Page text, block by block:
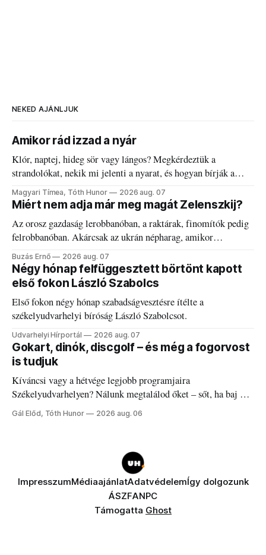
NEKED AJÁNLJUK
Amikor rád izzad a nyár
Klór, naptej, hideg sör vagy lángos? Megkérdeztük a
strandolókat, nekik mi jelenti a nyarat, és hogyan bírják a
kánikulát.
Magyari Tímea, Tóth Hunor 2026 aug. 07
Miért nem adja már meg magát Zelenszkij?
Az orosz gazdaság lerobbanóban, a raktárak, finomítók pedig
felrobbanóban. Akárcsak az ukrán népharag, amikor
elégedetlen vezetőivel.
Buzás Ernő 2026 aug. 07
Négy hónap felfüggesztett börtönt kapott
első fokon László Szabolcs
Első fokon négy hónap szabadságvesztésre ítélte a
székelyudvarhelyi bíróság László Szabolcsot.
Udvarhelyi Hírportál 2026 aug. 07
Gokart, dinók, discgolf – és még a fogorvost
is tudjuk
Kíváncsi vagy a hétvége legjobb programjaira
Székelyudvarhelyen? Nálunk megtalálod őket – sőt, ha baj van
a fogaddal, a fogorvosi ügyeletet is!
Gál Előd, Tóth Hunor 2026 aug. 06
ImpresszumMédiaajánlatAdatvédelemÍgy dolgozunk
ÁSZFANPC
Támogatta Ghost